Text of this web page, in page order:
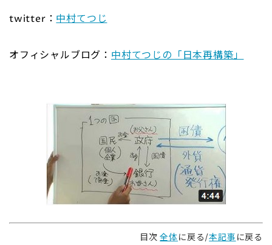
twitter： 中村てつじ
オフィシャルブログ： 中村てつじの「日本再構築」
目次全体に戻る/本記事 に戻る